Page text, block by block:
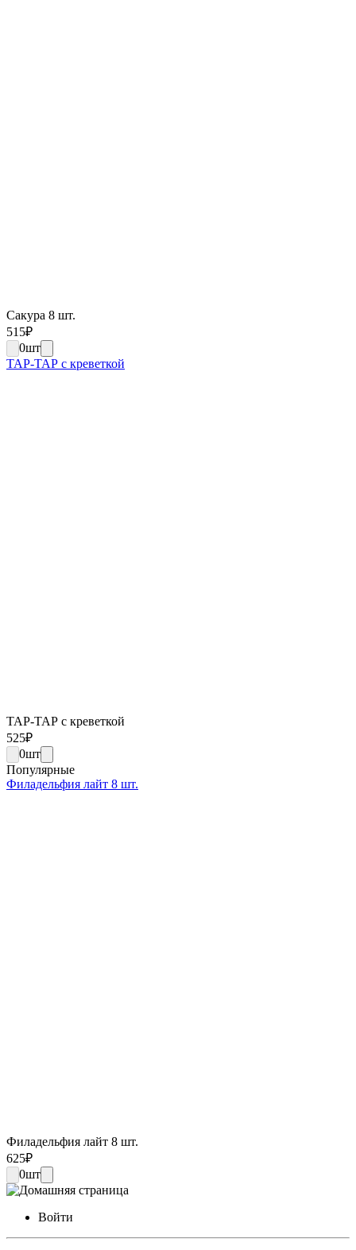
Сакура 8 шт.
515₽
0шт
ТАР-ТАР с креветкой
ТАР-ТАР с креветкой
525₽
0шт
Популярные
Филадельфия лайт 8 шт.
Филадельфия лайт 8 шт.
625₽
0шт
Войти